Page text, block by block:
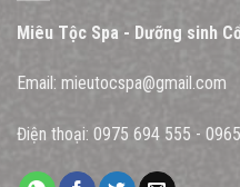
Miêu Tộc Spa - Dưỡng sinh
Email: mieutocspa@gmail.com
Điện thoại: 0975 694 555 -